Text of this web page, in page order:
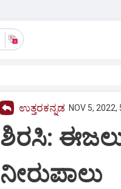
ಉತ್ತರಕನ್ನಡ NOV 5, 2022,
ಶಿರಸಿ:
ನೀರುಪಾಲು